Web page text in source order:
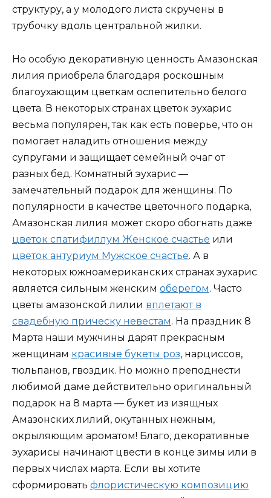
структуру, а у молодого листа скручены в
трубочку вдоль центральной жилки.
Но особую декоративную ценность Амазонская
лилия приобрела благодаря роскошным
благоухающим цветкам ослепительно белого
цвета. В некоторых странах цветок эухарис
весьма популярен, так как есть поверье, что он
помогает наладить отношения между
супругами и защищает семейный очаг от
разных бед. Комнатный эухарис —
замечательный подарок для женщины. По
популярности в качестве цветочного подарка,
Амазонская лилия может скоро обогнать даже
цветок спатифиллум Женское счастье или
цветок антуриум Мужское счастье. А в
некоторых южноамериканских странах эухарис
является сильным женским оберегом. Часто
цветы амазонской лилии вплетают в
свадебную прическу невестам. На праздник 8
Марта наши мужчины дарят прекрасным
женщинам красивые букеты роз, нарциссов,
тюльпанов, гвоздик. Но можно преподнести
любимой даме действительно оригинальный
подарок на 8 марта — букет из изящных
Амазонских лилий, окутанных нежным,
окрыляющим ароматом! Благо, декоративные
эухарисы начинают цвести в конце зимы или в
первых числах марта. Если вы хотите
сформировать флористическую композицию